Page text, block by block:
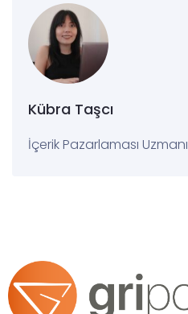
Kübra Taşcı
İçerik Pazarlaması Uzmanı